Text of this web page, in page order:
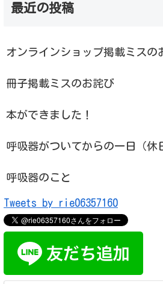
最近の投稿
オンラインショップ掲載ミスの
冊子掲載ミスのお詫び
本ができました！
呼吸器がついてからの一日（休
呼吸器のこと
Tweets by rie06357160